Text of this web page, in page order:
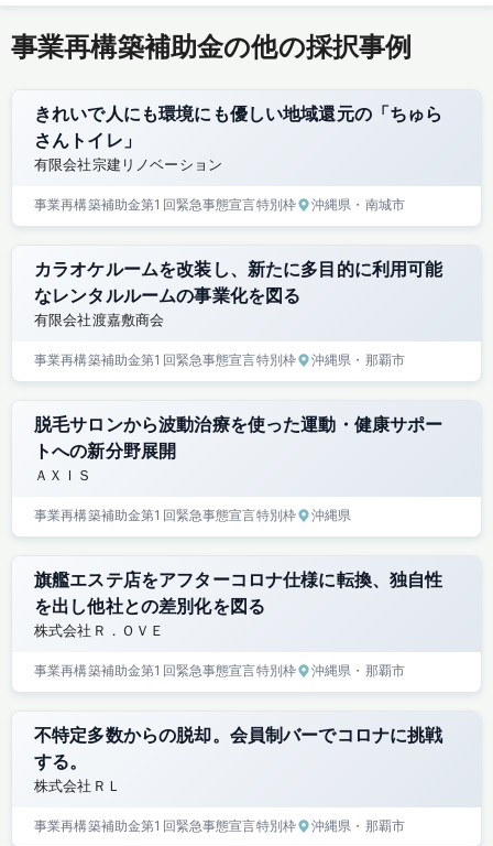
事業再構築補助金の他の採択事例
きれいで人にも環境にも優しい地域還元の「ちゅら
さんトイレ」
有限会社宗建リノベーション
事業再構築補助金第1回緊急事態宣言特別枠 沖縄県 ・南城市
カラオケルームを改装し、新たに多目的に利用可能
なレンタルルームの事業化を図る
有限会社渡嘉敷商会
事業再構築補助金第1回緊急事態宣言特別枠 沖縄県 ・那覇市
脱毛サロンから波動治療を使った運動・健康サポー
トへの新分野展開
ＡＸＩＳ
事業再構築補助金第1回緊急事態宣言特別枠 沖縄県
旗艦エステ店をアフターコロナ仕様に転換、独自性
を出し他社との差別化を図る
株式会社Ｒ．ＯＶＥ
事業再構築補助金第1回緊急事態宣言特別枠 沖縄県 ・那覇市
不特定多数からの脱却。会員制バーでコロナに挑戦
する。
株式会社ＲＬ
事業再構築補助金第1回緊急事態宣言特別枠 沖縄県 ・那覇市